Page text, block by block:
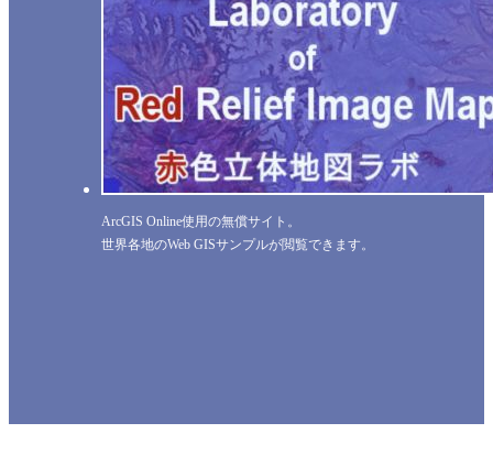
ArcGIS Online使用の無償サイト。
世界各地のWeb GISサンプルが閲覧できます。